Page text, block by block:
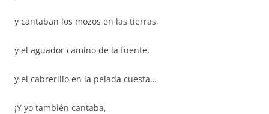
y cantaban los mozos en las tierras,
y el aguador camino de la fuente,
y el cabrerillo en la pelada cuesta…
¡Y yo también cantaba,